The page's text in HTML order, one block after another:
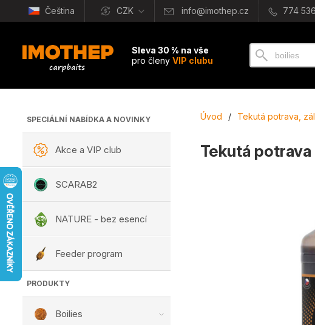
Čeština CZK info@imothep.cz 774
Sleva 30 % na vše
pro členy VIP clubu
SPECIÁLNÍ NABÍDKA A NOVINKY
Akce a VIP club
SCARAB2
NATURE - bez esencí
Feeder program
PRODUKTY
Boilies
Úvod / Tekutá potrava,
Tekutá